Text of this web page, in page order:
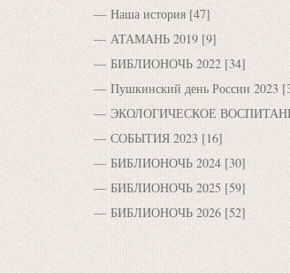
Наша история [47]
АТАМАНЬ 2019 [9]
БИБЛИОНОЧЬ 2022 [34]
Пушкинский день России 2023
ЭКОЛОГИЧЕСКОЕ
СОБЫТИЯ 2023 [16]
БИБЛИОНОЧЬ 2024 [30]
БИБЛИОНОЧЬ 2025 [59]
БИБЛИОНОЧЬ 2026 [52]